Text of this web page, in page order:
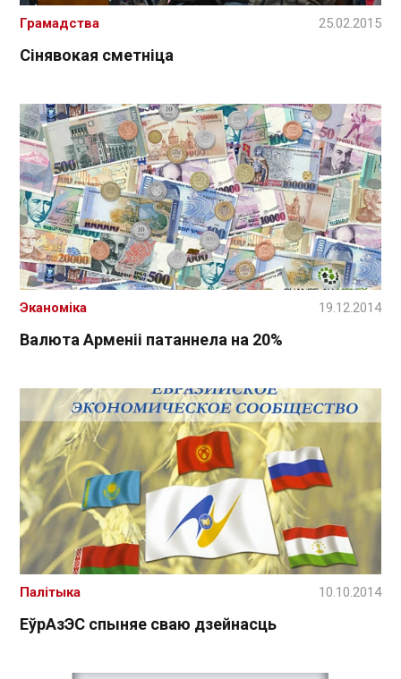
Сінявокая сметніца
Грамадства 25.02.2015
Валюта Арменіі патаннела на 20%
Эканоміка 19.12.2014
ЕўрАзЭС спыняе сваю дзейнасць
Палітыка 10.10.2014